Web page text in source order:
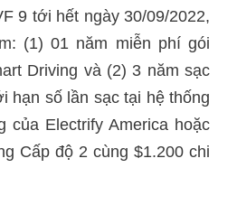
9 tới hết ngày 30/09/2022,
(1) 01 năm miễn phí gói
Driving và (2) 3 năm sạc
hạn số lần sạc tại hệ thống
của Electrify America hoặc
Cấp độ 2 cùng $1.200 chi